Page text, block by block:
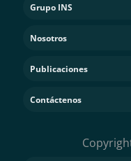
Grupo INS
Nosotros
Publicaciones
Contáctenos